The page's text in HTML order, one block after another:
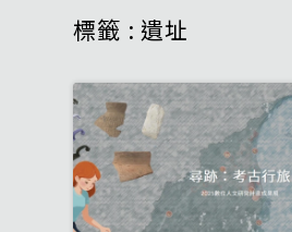
標籤 : 遺址